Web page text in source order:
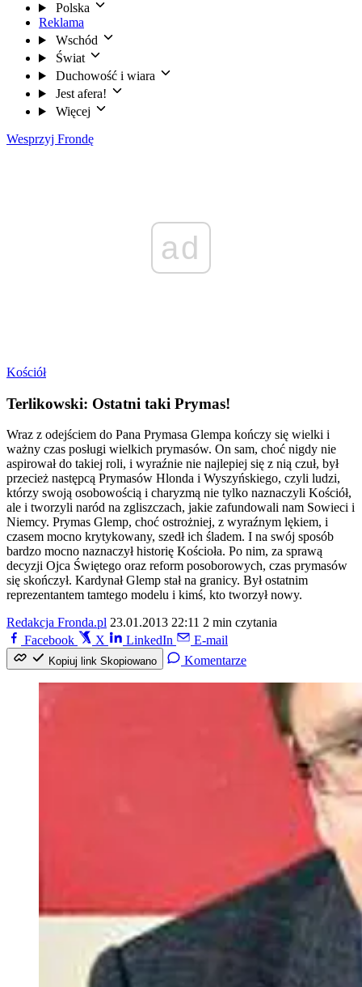
Polska
Reklama
Wschód
Świat
Duchowość i wiara
Jest afera!
Więcej
Wesprzyj Frondę
ad
Kościół
Terlikowski: Ostatni taki Prymas!
Wraz z odejściem do Pana Prymasa Glempa kończy się wielki i
ważny czas posługi wielkich prymasów. On sam, choć nigdy nie
aspirował do takiej roli, i wyraźnie nie najlepiej się z nią czuł, był
przecież następcą Prymasów Hlonda i Wyszyńskiego, czyli ludzi,
którzy swoją osobowością i charyzmą nie tylko naznaczyli Kościół,
ale i tworzyli naród na zgliszczach, jakie zafundowali nam Sowieci i
Niemcy. Prymas Glemp, choć ostrożniej, z wyraźnym lękiem, i
czasem mocno krytykowany, szedł ich śladem. I na swój sposób
bardzo mocno naznaczył historię Kościoła. Po nim, za sprawą
decyzji Ojca Świętego oraz reform posoborowych, czas prymasów
się skończył. Kardynał Glemp stał na granicy. Był ostatnim
reprezentantem tamtego modelu i kimś, kto tworzył nowy.
Redakcja Fronda.pl 23.01.2013 22:11 2 min czytania
Facebook
X LinkedIn E-mail
Kopiuj link Skopiowano Komentarze